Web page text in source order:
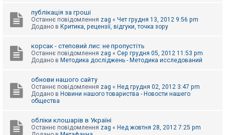
публікація за гроші
Останнє повідомлення zag « Чет грудня 13, 2012 9:56 pm
Додано в Критика, рецензії, відгуки, точка зору
корсак - степовий лис: не пропустіть
Останнє повідомлення zag « Сер грудня 05, 2012 11:53 pm
Додано в Методика досліджень - Методика исследований
обнови нашого сайту
Останнє повідомлення zag « Нед грудня 02, 2012 3:47 pm
Додано в Новини нашого товариства - Новости нашего
общества
обліки клошарів в Україні
Останнє повідомлення zag « Нед жовтня 28, 2012 7:25 pm